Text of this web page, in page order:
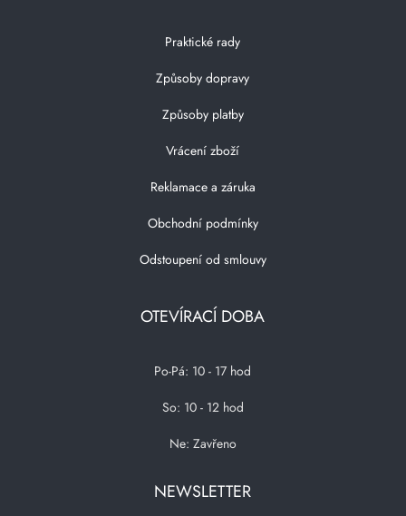
Praktické rady
Způsoby dopravy
Způsoby platby
Vrácení zboží
Reklamace a záruka
Obchodní podmínky
Odstoupení od smlouvy
OTEVÍRACÍ DOBA
Po-Pá: 10 - 17 hod
So: 10 - 12 hod
Ne: Zavřeno
NEWSLETTER